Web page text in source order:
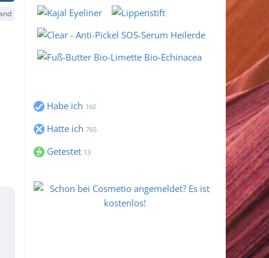
Habe ich 160
Hatte ich 765
Getestet 13